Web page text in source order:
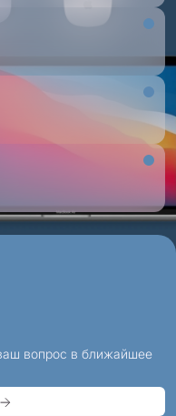
вопрос в ближайшее